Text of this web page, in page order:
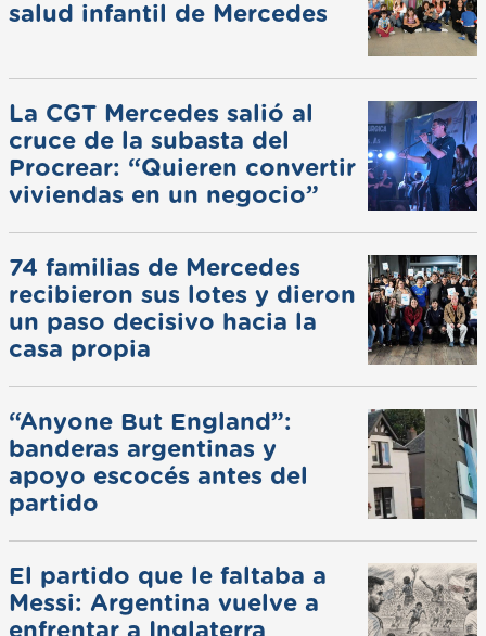
salud infantil de Mercedes
La CGT Mercedes salió al
cruce de la subasta del
Procrear: “Quieren convertir
viviendas en un negocio”
74 familias de Mercedes
recibieron sus lotes y dieron
un paso decisivo hacia la
casa propia
“Anyone But England”:
banderas argentinas y
apoyo escocés antes del
partido
El partido que le faltaba a
Messi: Argentina vuelve a
enfrentar a Inglaterra